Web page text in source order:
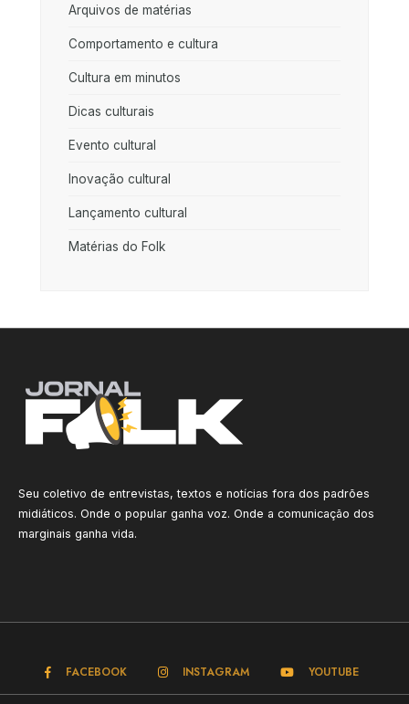
Arquivos de matérias
Comportamento e cultura
Cultura em minutos
Dicas culturais
Evento cultural
Inovação cultural
Lançamento cultural
Matérias do Folk
Seu coletivo de entrevistas, textos e notícias fora dos padrões
midiáticos. Onde o popular ganha voz. Onde a comunicação dos
marginais ganha vida.
FACEBOOK INSTAGRAM YOUTUBE